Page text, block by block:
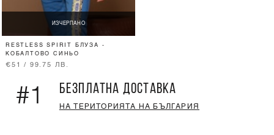
ИЗЧЕРПАНО
RESTLESS SPIRIT БЛУЗА -
КОБАЛТОВО СИНЬО
€51 / 99.75 ЛВ.
#1 БЕЗПЛАТНА ДОСТАВКА
НА ТЕРИТОРИЯТА НА БЪЛГАРИЯ